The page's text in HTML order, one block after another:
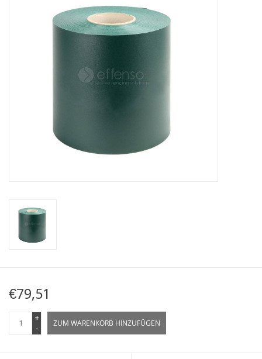
Schnäppchen
€79,51
+
-
ZUM WARENKORB HINZUFÜGEN